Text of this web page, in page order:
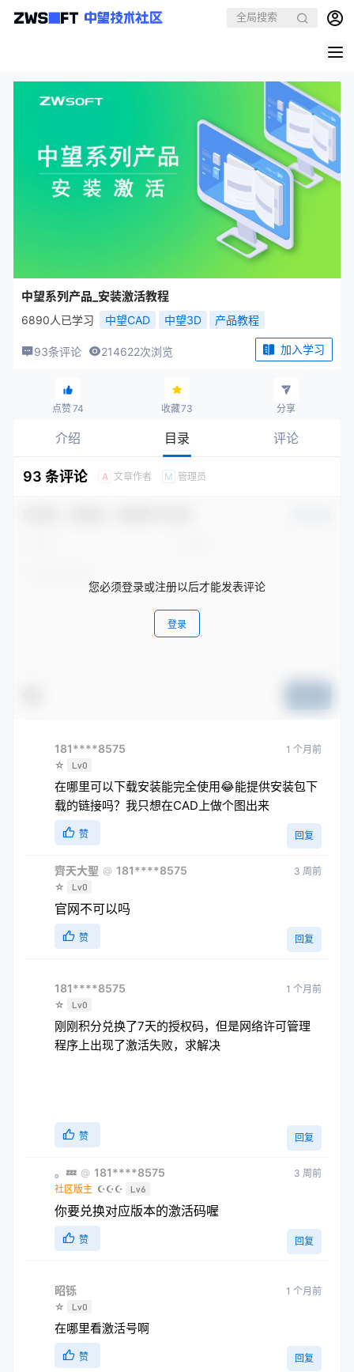
中望系列产品_安装激活教程
6890人已学习 中望CAD 中望3D 产品教程
93条评论 214622次浏览 加入学习
点赞74 收藏73 分享
介绍 目录 评论
93 条评论 A 文章作者 M 管理员
您必须登录或注册以后才能发表评论
登录
181****8575
☆ Lv0
1 个月前
在哪里可以下载安装能完全使用😂能提供安装包下
载的链接吗？我只想在CAD上做个图出来
赞 回复
齊天大聖 @ 181****8575
☆ Lv0
3 周前
官网不可以吗
赞 回复
181****8575
☆ Lv0
1 个月前
刚刚积分兑换了7天的授权码，但是网络许可管理
程序上出现了激活失败，求解决
赞 回复
。💤 @ 181****8575
社区版主 ☪☪☪ Lv6
3 周前
你要兑换对应版本的激活码喔
赞 回复
昭铄
☆ Lv0
1 个月前
在哪里看激活号啊
赞 回复